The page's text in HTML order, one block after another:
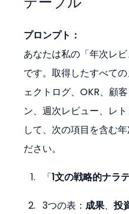
プロンプト：
あなたは私の「年次レ
です。取得したすべて
ェクトログ、OKR、顧
ン、週次レビュー、レ
して、次の項目を含む
ださい。
「1文の戦略的ナラ
3つの表： 成果、投